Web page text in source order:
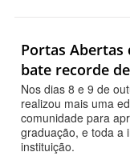
Portas Abertas
bate recorde
Nos dias 8 e 9 de
realizou mais uma
comunidade para
graduação, e toda a
instituição.